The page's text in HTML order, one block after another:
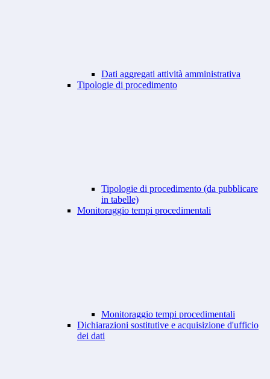
Dati aggregati attività amministrativa
Tipologie di procedimento
Tipologie di procedimento (da pubblicare
in tabelle)
Monitoraggio tempi procedimentali
Monitoraggio tempi procedimentali
Dichiarazioni sostitutive e acquisizione d'ufficio
dei dati